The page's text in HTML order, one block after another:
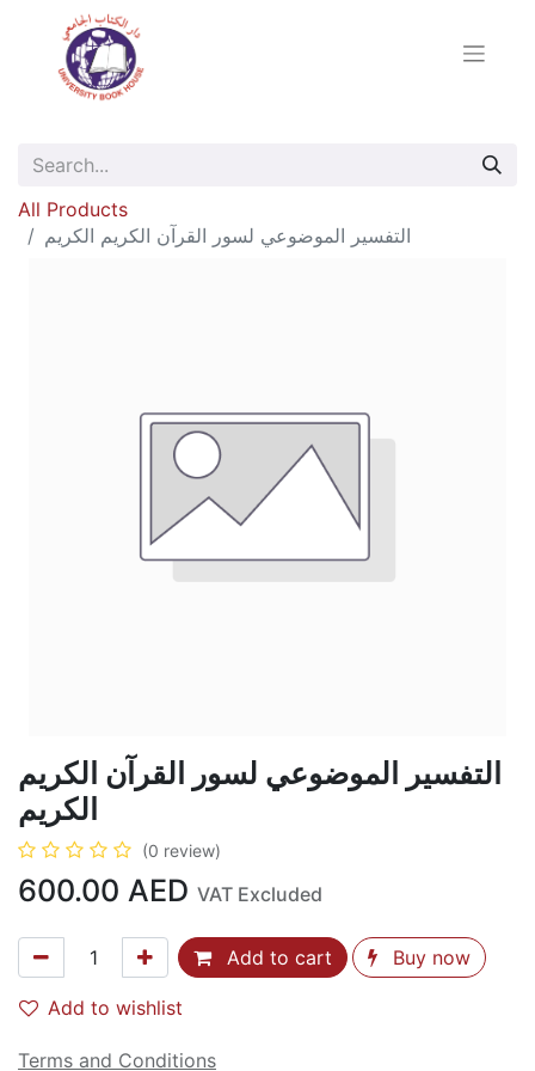
All Products
التفسير الموضوعي لسور القرآن الكريم الكريم
التفسير الموضوعي لسور القرآن الكريم
الكريم
(0 review)
600.00 AED VAT Excluded
Add to cart Buy now
Add to wishlist
Terms and Conditions